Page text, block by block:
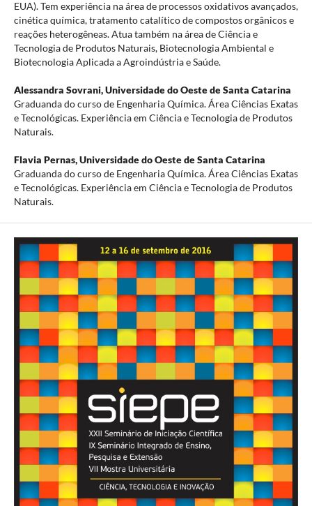
EUA). Tem experiência na área de processos oxidativos avançados,
cinética química, tratamento catalítico de compostos orgânicos e
reações heterogêneas. Atua também na área de Ciência e
Tecnologia de Produtos Naturais, Biotecnologia Ambiental e
Biotecnologia Aplicada a Agroindústria e Saúde.
Alessandra Sovrani,Universidade do Oeste de Santa Catarina
Graduanda do curso de Engenharia Química. Área Ciências Exatas
e Tecnológicas. Experiência em Ciência e Tecnologia de Produtos
Naturais.
Flavia Pernas,Universidade do Oeste de Santa Catarina
Graduanda do curso de Engenharia Química. Área Ciências Exatas
e Tecnológicas. Experiência em Ciência e Tecnologia de Produtos
Naturais.